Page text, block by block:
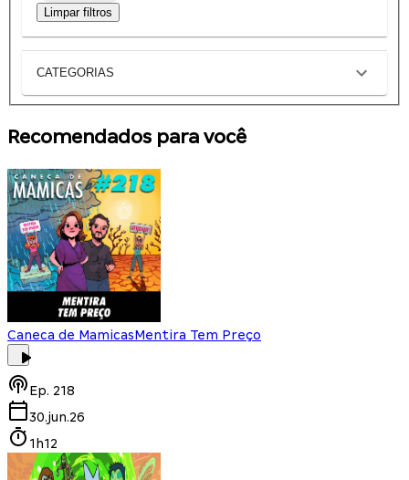
Limpar filtros
CATEGORIAS
Recomendados para você
Caneca de MamicasMentira Tem Preço
Ep. 218
30.jun.26
1h12